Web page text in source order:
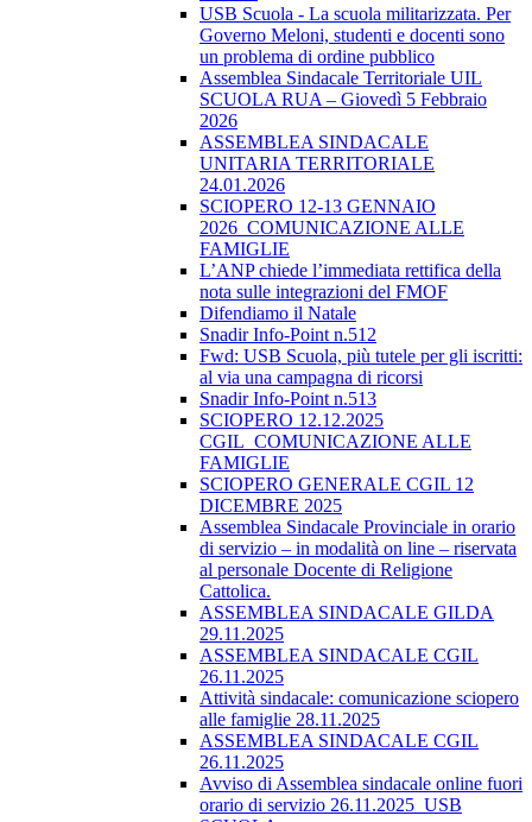
USB Scuola - La scuola militarizzata. Per
Governo Meloni, studenti e docenti sono
un problema di ordine pubblico
Assemblea Sindacale Territoriale UIL
SCUOLA RUA – Giovedì 5 Febbraio
2026
ASSEMBLEA SINDACALE
UNITARIA TERRITORIALE
24.01.2026
SCIOPERO 12-13 GENNAIO
2026_COMUNICAZIONE ALLE
FAMIGLIE
L’ANP chiede l’immediata rettifica della
nota sulle integrazioni del FMOF
Difendiamo il Natale
Snadir Info-Point n.512
Fwd: USB Scuola, più tutele per gli iscritti:
al via una campagna di ricorsi
Snadir Info-Point n.513
SCIOPERO 12.12.2025
CGIL_COMUNICAZIONE ALLE
FAMIGLIE
SCIOPERO GENERALE CGIL 12
DICEMBRE 2025
Assemblea Sindacale Provinciale in orario
di servizio – in modalità on line – riservata
al personale Docente di Religione
Cattolica.
ASSEMBLEA SINDACALE GILDA
29.11.2025
ASSEMBLEA SINDACALE CGIL
26.11.2025
Attività sindacale: comunicazione sciopero
alle famiglie 28.11.2025
ASSEMBLEA SINDACALE CGIL
26.11.2025
Avviso di Assemblea sindacale online fuori
orario di servizio 26.11.2025_USB